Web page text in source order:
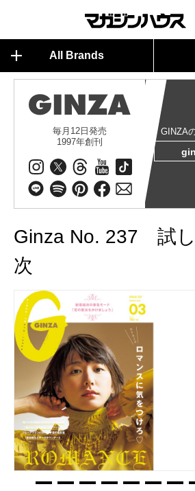
All Brands
毎月12日発売
1997年創刊
GINZA
Ginza No. 237 試し
次